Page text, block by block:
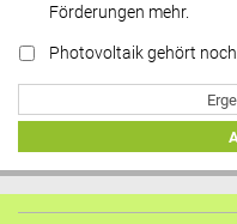
Förderungen mehr.
Photovoltaik gehört